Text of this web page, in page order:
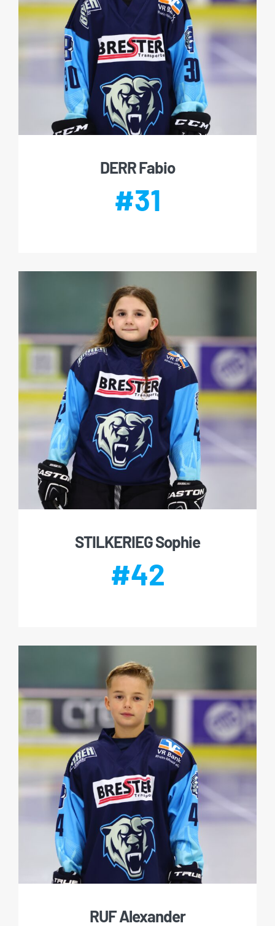
DERR Fabio
#31
STILKERIEG Sophie
#42
RUF Alexander